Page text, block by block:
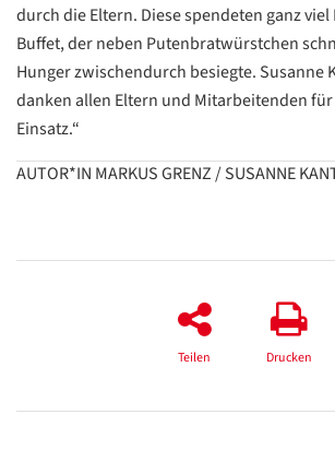
durch die Eltern. Diese spendeten ganz
Buffet, der neben Putenbratwürstchen
Hunger zwischendurch besiegte. Susanne
danken allen Eltern und Mitarbeitenden
Einsatz.“
AUTOR*IN MARKUS GRENZ / SUSANNE
Teilen Drucken